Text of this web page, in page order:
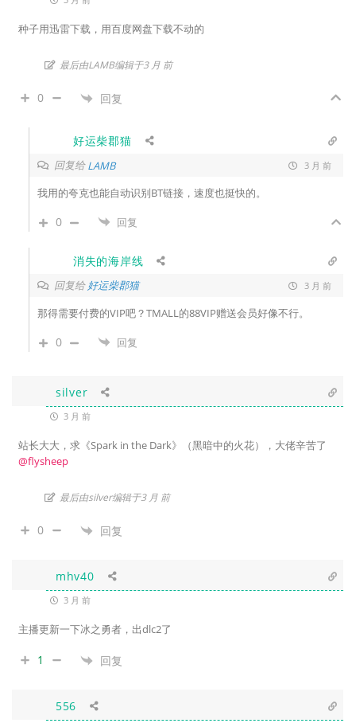
种子用迅雷下载，用百度网盘下载不动的
最后由LAMB编辑于3 月 前
0 回复
好运柴郡猫
回复给LAMB 3 月 前
我用的夸克也能自动识别BT链接，速度也挺快的。
0 回复
消失的海岸线
回复给好运柴郡猫 3 月 前
那得需要付费的VIP吧？TMALL的88VIP赠送会员好像不行。
0 回复
silver
3 月 前
站长大大，求《Spark in the Dark》（黑暗中的火花），大佬辛苦了
@flysheep
最后由silver编辑于3 月 前
0 回复
mhv40
3 月 前
主播更新一下冰之勇者，出dlc2了
1 回复
556